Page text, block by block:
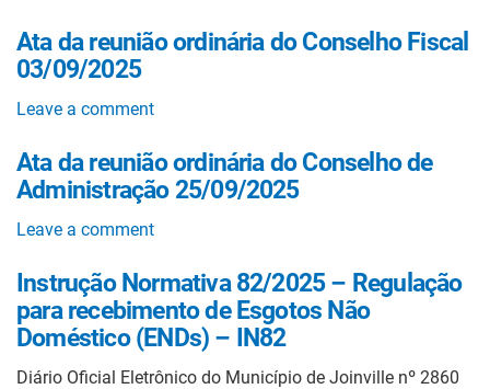
Ata da reunião ordinária do Conselho Fiscal
03/09/2025
Leave a comment
Ata da reunião ordinária do Conselho de
Administração 25/09/2025
Leave a comment
Instrução Normativa 82/2025 – Regulação
para recebimento de Esgotos Não
Doméstico (ENDs) – IN82
Diário Oficial Eletrônico do Município de Joinville nº 2860